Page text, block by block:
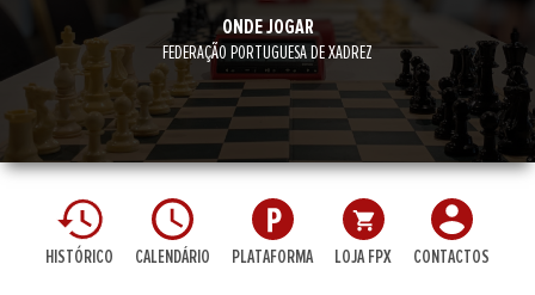
ONDE JOGAR
FEDERAÇÃO PORTUGUESA DE XADREZ
HISTÓRICO CALENDÁRIO PLATAFORMA LOJA FPX CONTACTOS